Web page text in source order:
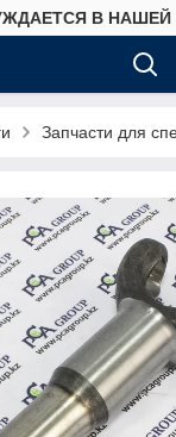
В НАШЕЙ
Запчасти для